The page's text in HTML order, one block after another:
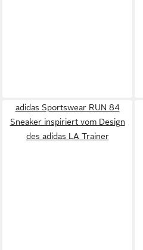
adidas Sportswear RUN 84
Sneaker inspiriert vom Design
des adidas LA Trainer